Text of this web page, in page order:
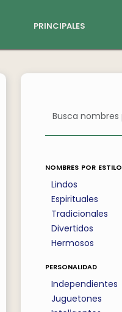
principales
nombres por estilo
Lindos
Espirituales
Tradicionales
Divertidos
Hermosos
personalidad
Independientes
Juguetones